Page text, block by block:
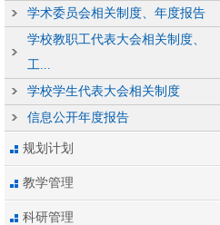
学术委员会相关制度、年度报告
学校教职工代表大会相关制度、
工...
学校学生代表大会相关制度
信息公开年度报告
规划计划
教学管理
科研管理